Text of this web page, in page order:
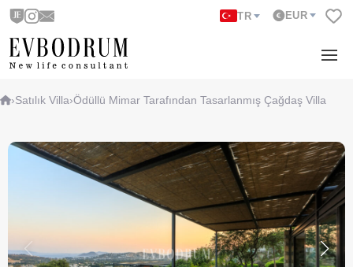
TR EUR
›Satılık Villa›Ödüllü Mimar Tarafından Tasarlanmış Çağdaş Villa